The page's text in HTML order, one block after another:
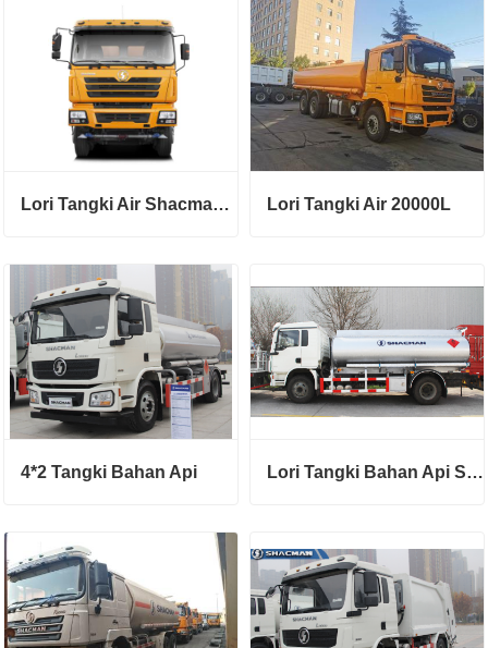
Lori Tangki Air Shacman 30000 L Lori Tangki Air 20000L
4*2 Tangki Bahan Api Lori Tangki Bahan Api Shacman